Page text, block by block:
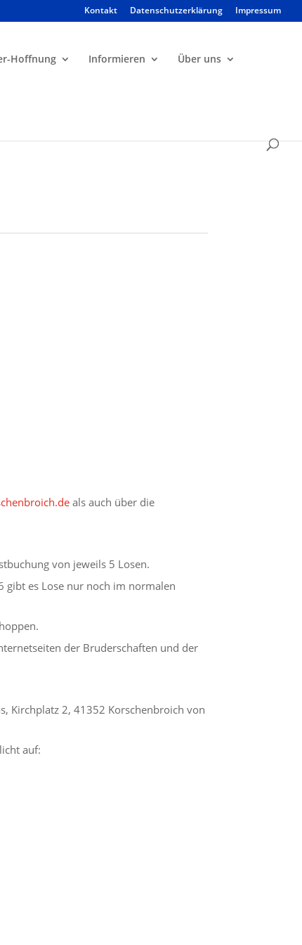
Kontakt Datenschutzerklärung Impressum
Hoffnung Informieren Über uns
als auch über die
von jeweils 5 Losen.
gibt es Lose nur noch im normalen
der Bruderschaften und der
Kirchplatz 2, 41352 Korschenbroich von
auf: